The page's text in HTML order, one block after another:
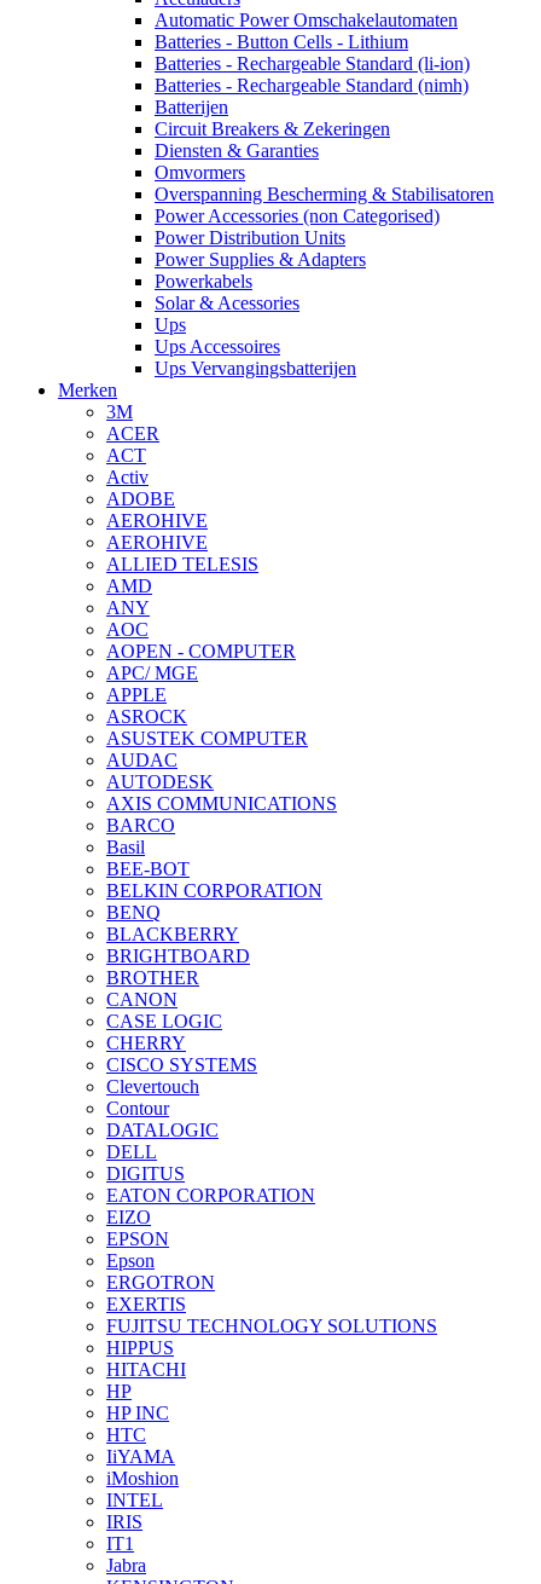
Automatic Power Omschakelautomaten
Batteries - Button Cells - Lithium
Batteries - Rechargeable Standard (li-ion)
Batteries - Rechargeable Standard (nimh)
Batterijen
Circuit Breakers & Zekeringen
Diensten & Garanties
Omvormers
Overspanning Bescherming & Stabilisatoren
Power Accessories (non Categorised)
Power Distribution Units
Power Supplies & Adapters
Powerkabels
Solar & Acessories
Ups
Ups Accessoires
Ups Vervangingsbatterijen
Merken
3M
ACER
ACT
Activ
ADOBE
AEROHIVE
AEROHIVE
ALLIED TELESIS
AMD
ANY
AOC
AOPEN - COMPUTER
APC/ MGE
APPLE
ASROCK
ASUSTEK COMPUTER
AUDAC
AUTODESK
AXIS COMMUNICATIONS
BARCO
Basil
BEE-BOT
BELKIN CORPORATION
BENQ
BLACKBERRY
BRIGHTBOARD
BROTHER
CANON
CASE LOGIC
CHERRY
CISCO SYSTEMS
Clevertouch
Contour
DATALOGIC
DELL
DIGITUS
EATON CORPORATION
EIZO
EPSON
Epson
ERGOTRON
EXERTIS
FUJITSU TECHNOLOGY SOLUTIONS
HIPPUS
HITACHI
HP
HP INC
HTC
IiYAMA
iMoshion
INTEL
IRIS
IT1
Jabra